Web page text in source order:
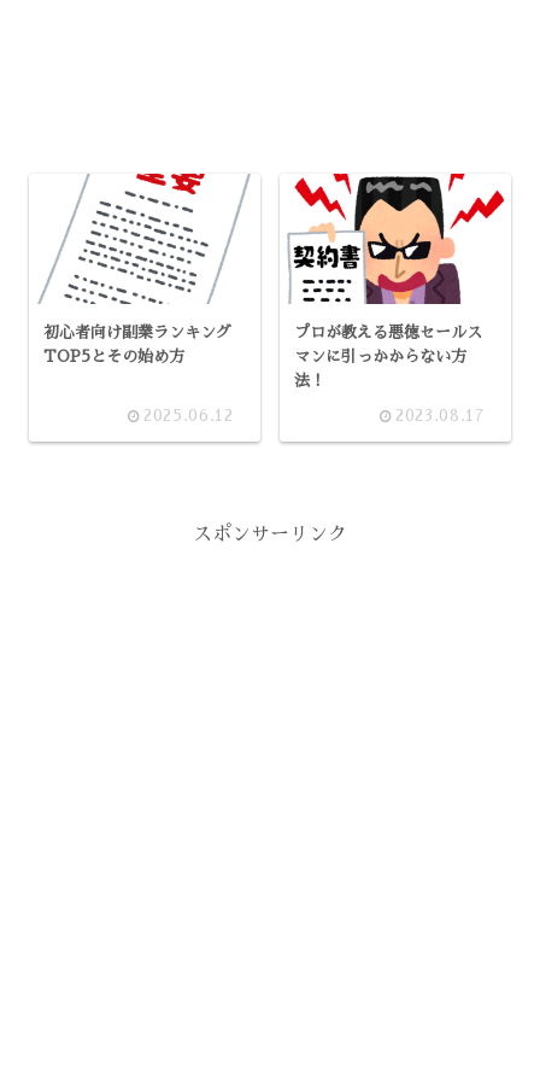
初心者向け副業ランキング
TOP5とその始め方
2025.06.12
プロが教える悪徳セールス
マンに引っかからない方
法！
2023.08.17
スポンサーリンク